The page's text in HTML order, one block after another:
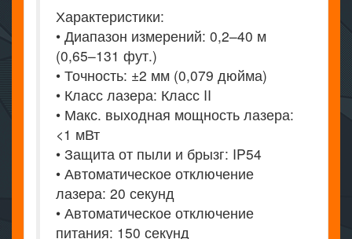
Характеристики:
• Диапазон измерений: 0,2–40 м
(0,65–131 фут.)
• Точность: ±2 мм (0,079 дюйма)
• Класс лазера: Класс II
• Макс. выходная мощность лазера:
<1 мВт
• Защита от пыли и брызг: IP54
• Автоматическое отключение
лазера: 20 секунд
• Автоматическое отключение
питания: 150 секунд